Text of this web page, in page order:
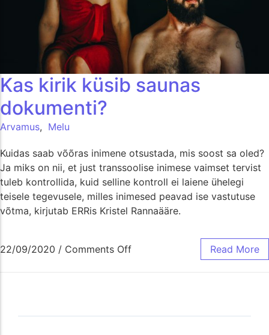
Vikerkaarepere
Kas kirik küsib saunas
dokumenti?
Arvamus, Melu
Kuidas saab võõras inimene otsustada, mis soost sa oled?
Ja miks on nii, et just transsoolise inimese vaimset tervist
tuleb kontrollida, kuid selline kontroll ei laiene ühelegi
teisele tegevusele, milles inimesed peavad ise vastutuse
võtma, kirjutab ERRis Kristel Rannaääre.
22/09/2020 / Comments Off Read More